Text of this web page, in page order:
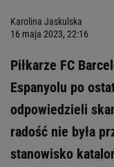
Karolina Jaskulska
16 maja 2023, 22:16
Piłkarze FC
Espanyolu po
odpowiedzieli
radość nie była
stanowisko